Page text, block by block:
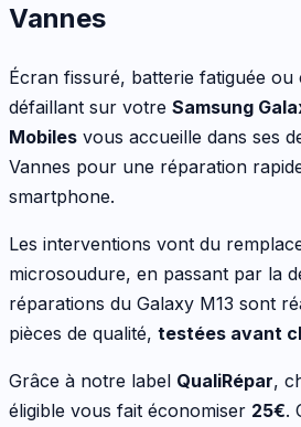
Vannes
Écran fissuré, batterie fatiguée
défaillant sur votre Samsung
Mobiles vous accueille dans ses
Vannes pour une réparation
smartphone.
Les interventions vont du
microsoudure, en passant par la
réparations du Galaxy M13 sont
pièces de qualité, testées avant
Grâce à notre label QualiRépar,
éligible vous fait économiser 25€.